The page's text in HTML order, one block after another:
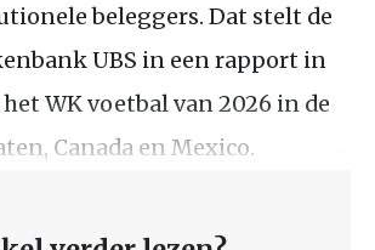
beleggers. Dat stelt de
UBS in een rapport in
WK voetbal van 2026 in de
Canada en Mexico.